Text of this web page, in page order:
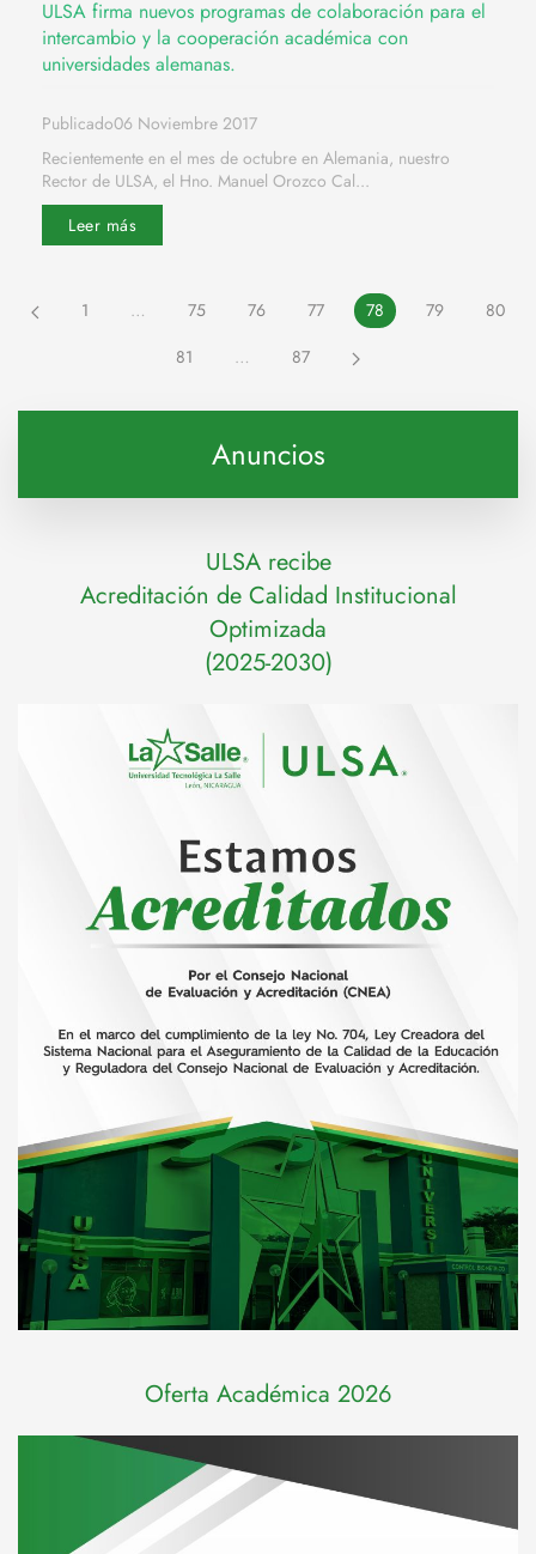
ULSA firma nuevos programas de colaboración para el
intercambio y la cooperación académica con
universidades alemanas.
Publicado06 Noviembre 2017
Recientemente en el mes de octubre en Alemania, nuestro
Rector de ULSA, el Hno. Manuel Orozco Cal...
Leer más
1 … 75 76 77 78 79
80
81
… 87
Anuncios
ULSA recibe
Acreditación de Calidad Institucional
Optimizada
(2025-2030)
Oferta Académica 2026